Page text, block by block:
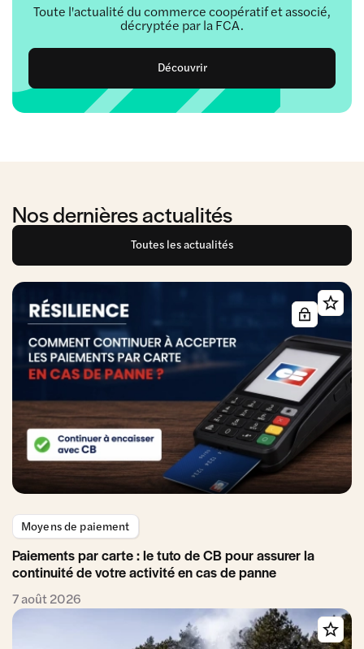
Toute l'actualité du commerce coopératif et associé,
décryptée par la FCA.
Découvrir
Nos dernières actualités
Toutes les actualités
Moyens de paiement
Paiements par carte : le tuto de CB pour assurer la
continuité de votre activité en cas de panne
7 août 2026